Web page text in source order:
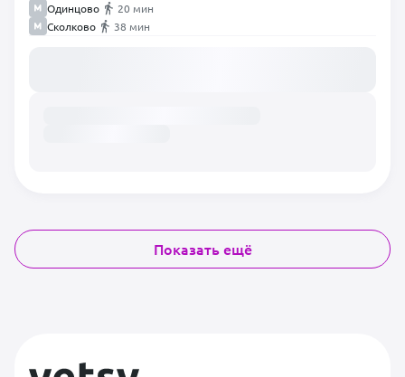
Одинцово
20 мин
Сколково
38 мин
Показать ещё